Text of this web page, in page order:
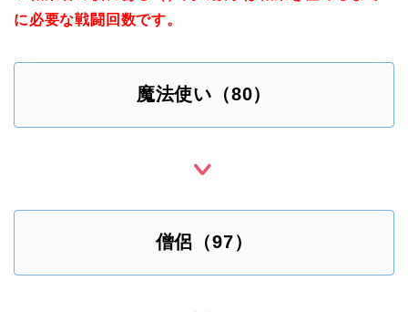
に必要な戦闘回数です。
魔法使い（80）
僧侶（97）